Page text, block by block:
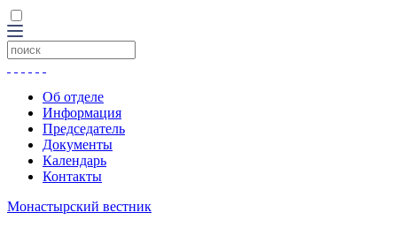
Об отделе
Информация
Председатель
Документы
Календарь
Контакты
Монастырский вестник